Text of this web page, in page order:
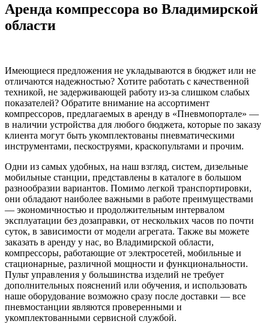
Аренда компрессора во Владимирской
области
Имеющиеся предложения не укладываются в бюджет или не
отличаются надежностью? Хотите работать с качественной
техникой, не задерживающей работу из-за слишком слабых
показателей? Обратите внимание на ассортимент
компрессоров, предлагаемых в аренду в «Пневмопортале» —
в наличии устройства для любого бюджета, которые по заказу
клиента могут быть укомплектованы пневматическими
инструментами, пескоструями, краскопультами и прочим.
Одни из самых удобных, на наш взгляд, систем, дизельные
мобильные станции, представлены в каталоге в большом
разнообразии вариантов. Помимо легкой транспортировки,
они обладают наиболее важными в работе преимуществами
— экономичностью и продолжительным интервалом
эксплуатации без дозаправки, от нескольких часов по почти
суток, в зависимости от модели агрегата. Также вы можете
заказать в аренду у нас, во Владимирской области,
компрессоры, работающие от электросетей, мобильные и
стационарные, различной мощности и функциональности.
Пульт управления у большинства изделий не требует
дополнительных пояснений или обучения, и использовать
наше оборудование возможно сразу после доставки — все
пневмостанции являются проверенными и
укомплектованными сервисной службой.